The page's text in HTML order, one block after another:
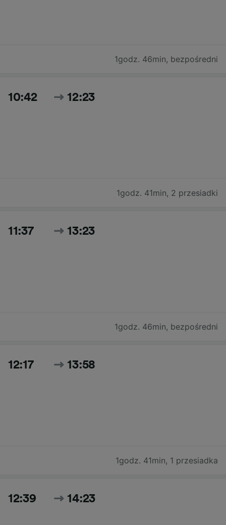
1godz. 46min, bezpośredni
10:42 12:23
1godz. 41min, 2 przesiadki
11:37 13:23
1godz. 46min, bezpośredni
12:17 13:58
1godz. 41min, 1 przesiadka
12:39 14:23